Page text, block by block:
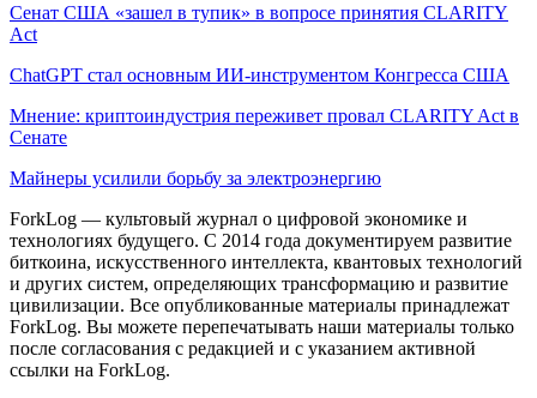
Сенат США «зашел в тупик» в вопросе принятия CLARITY
Act
ChatGPT стал основным ИИ-инструментом Конгресса США
Мнение: криптоиндустрия переживет провал CLARITY Act в
Сенате
Майнеры усилили борьбу за электроэнергию
ForkLog — культовый журнал о цифровой экономике и
технологиях будущего. С 2014 года документируем развитие
биткоина, искусственного интеллекта, квантовых технологий
и других систем, определяющих трансформацию и развитие
цивилизации. Все опубликованные материалы принадлежат
ForkLog. Вы можете перепечатывать наши материалы только
после согласования с редакцией и с указанием активной
ссылки на ForkLog.